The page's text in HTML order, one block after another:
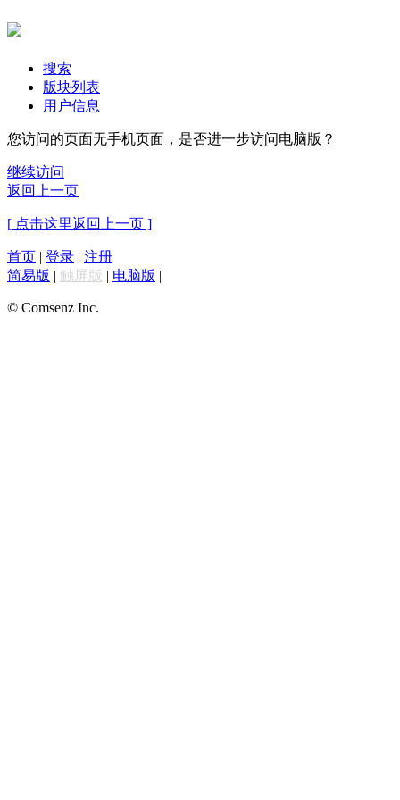
搜索
版块列表
用户信息
您访问的页面无手机页面，是否进一步访问电脑版？
继续访问
返回上一页
[ 点击这里返回上一页 ]
首页 | 登录 | 注册
简易版 | 触屏版 | 电脑版 |
© Comsenz Inc.